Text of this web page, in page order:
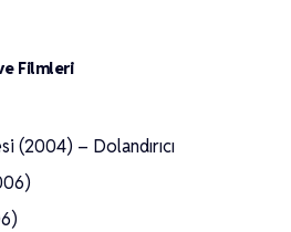
Filmleri
(2004) – Dolandırıcı